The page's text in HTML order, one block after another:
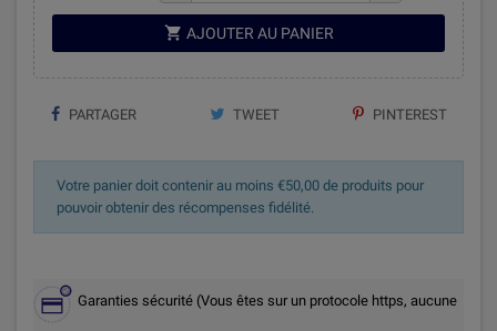
 AJOUTER AU PANIER
PARTAGER TWEET PINTEREST
Votre panier doit contenir au moins €50,00 de produits pour
pouvoir obtenir des récompenses fidélité.
Garanties sécurité (Vous êtes sur un protocole https, aucune